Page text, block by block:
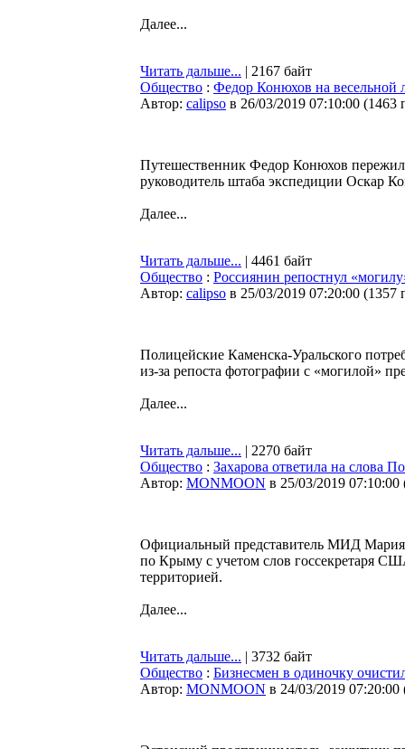
Далее...
Читать дальше... | 2167 байт
Общество : Федор Конюхов на весельной
Автор: calipso в 26/03/2019 07:10:00 (1463
Путешественник Федор Конюхов
руководитель штаба экспедиции Оскар
Далее...
Читать дальше... | 4461 байт
Общество : Россиянин репостнул
Автор: calipso в 25/03/2019 07:20:00 (1357
Полицейские Каменска-Уральского
из-за репоста фотографии с «могилой»
Далее...
Читать дальше... | 2270 байт
Общество : Захарова ответила на слова
Автор: MONMOON в 25/03/2019 07:10:00
Официальный представитель МИД Мария
по Крыму с учетом слов госсекретаря
территорией.
Далее...
Читать дальше... | 3732 байт
Общество : Бизнесмен в одиночку
Автор: MONMOON в 24/03/2019 07:20:00